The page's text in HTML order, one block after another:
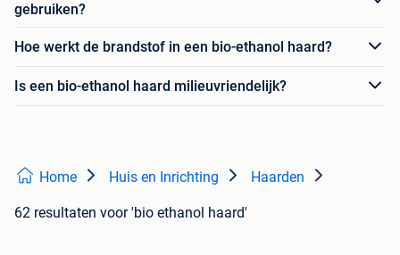
gebruiken?
Hoe werkt de brandstof in een bio-ethanol haard?
Is een bio-ethanol haard milieuvriendelijk?
Home Huis en Inrichting Haarden
62 resultaten voor 'bio ethanol haard'